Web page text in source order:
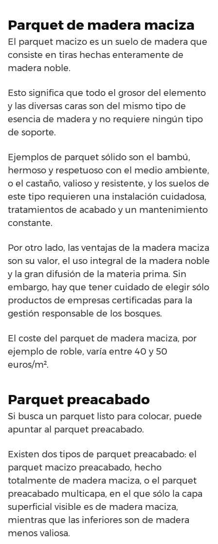
Parquet de madera maciza
El parquet macizo es un suelo de madera que
consiste en tiras hechas enteramente de
madera noble.
Esto significa que todo el grosor del elemento
y las diversas caras son del mismo tipo de
esencia de madera y no requiere ningún tipo
de soporte.
Ejemplos de parquet sólido son el bambú,
hermoso y respetuoso con el medio ambiente,
o el castaño, valioso y resistente, y los suelos de
este tipo requieren una instalación cuidadosa,
tratamientos de acabado y un mantenimiento
constante.
Por otro lado, las ventajas de la madera maciza
son su valor, el uso integral de la madera noble
y la gran difusión de la materia prima. Sin
embargo, hay que tener cuidado de elegir sólo
productos de empresas certificadas para la
gestión responsable de los bosques.
El coste del parquet de madera maciza, por
ejemplo de roble, varía entre 40 y 50
euros/m².
Parquet preacabado
Si busca un parquet listo para colocar, puede
apuntar al parquet preacabado.
Existen dos tipos de parquet preacabado: el
parquet macizo preacabado, hecho
totalmente de madera maciza, o el parquet
preacabado multicapa, en el que sólo la capa
superficial visible es de madera maciza,
mientras que las inferiores son de madera
menos valiosa.